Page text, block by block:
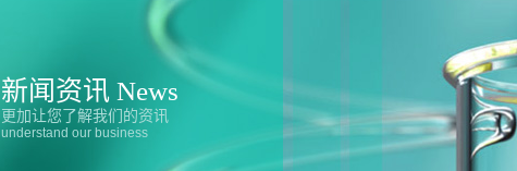
新闻资讯 News
更加让您了解我们的资讯
understand our business